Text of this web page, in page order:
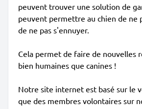
peuvent trouver une solution de
peuvent permettre au chien de ne
de ne pas s'ennuyer.
Cela permet de faire de nouvelles
bien humaines que canines !
Notre site internet est basé sur le
que des membres volontaires sur